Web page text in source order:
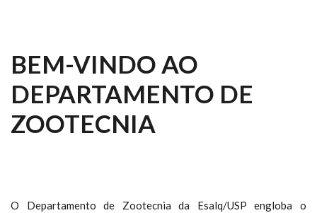
BEM-VINDO AO
DEPARTAMENTO DE
ZOOTECNIA
O Departamento de Zootecnia da Esalq/USP engloba o